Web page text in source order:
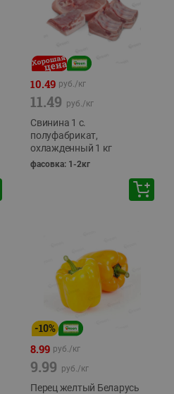
10.49 руб./кг
11.49 руб./кг
Свинина 1 с.
полуфабрикат,
охлажденный 1 кг
фасовка: 1-2кг
-10%
8.99 руб./кг
9.99 руб./кг
Перец желтый Беларусь